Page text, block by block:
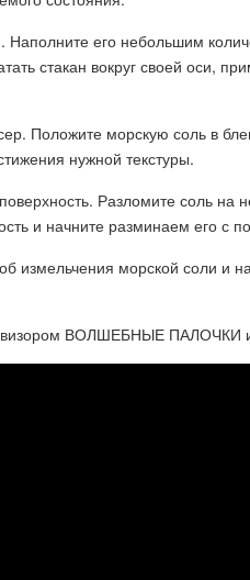
Наполните его небольшим
стакан вокруг своей оси,
Положите морскую соль в
нужной текстуры.
Разломите соль на
и начните разминаем его с
измельчения морской соли и
ВОЛШЕБНЫЕ ПАЛОЧКИ